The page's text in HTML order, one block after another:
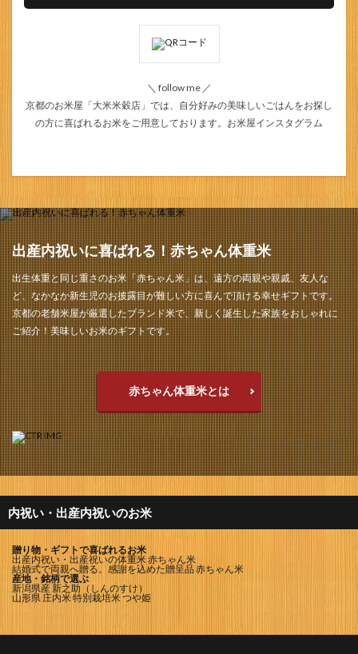
＼ follow me ／
京都のお米屋「大米米穀店」では、自分好みの美味しいごはんをお探し
の方に喜ばれるお米をご用意しております。 お米屋インスタグラム
出産内祝いに喜ばれる！赤ちゃん体重米
出生体重と同じ重さのお米「赤ちゃん米」は、遠方の両親や親戚、友人な
ど、なかなか新生児のお披露目が難しい方に喜んで頂ける幸せギフトです。
京都の老舗米屋が厳選したブランド米で、新しく誕生した家族をおしゃれに
ご紹介！美味しいお米のギフトです。
赤ちゃん体重米とは
内祝い・出産内祝いのお米
贈り物・ギフトで喜ばれるお米
出産内祝い・出産祝いの体重米 赤ちゃん米
結婚式で両親へ贈る。感謝を込めた贈呈品 赤ちゃん米
産地・銘柄で選ぶ
新潟県産 新之助（しんのすけ）
山形県 庄内米 特別栽培米 つや姫